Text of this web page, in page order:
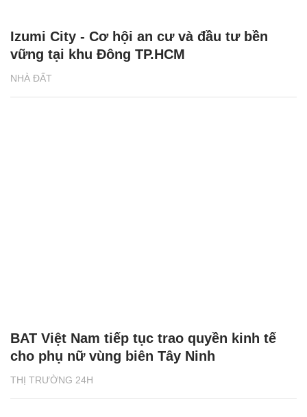
NHÀ ĐẤT
Izumi City - Cơ hội an cư và đầu tư bền
vững tại khu Đông TP.HCM
THỊ TRƯỜNG 24H
BAT Việt Nam tiếp tục trao quyền kinh tế
cho phụ nữ vùng biên Tây Ninh